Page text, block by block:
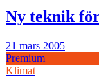
Ny teknik
21 mars 2005
Premium
Klimat